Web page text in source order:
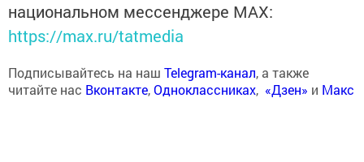
национальном мессенджере MАХ:
https://max.ru/tatmedia
Подписывайтесь на наш Telegram-канал, а также
читайте нас Вконтакте,Одноклассниках, «Дзен» и Макс